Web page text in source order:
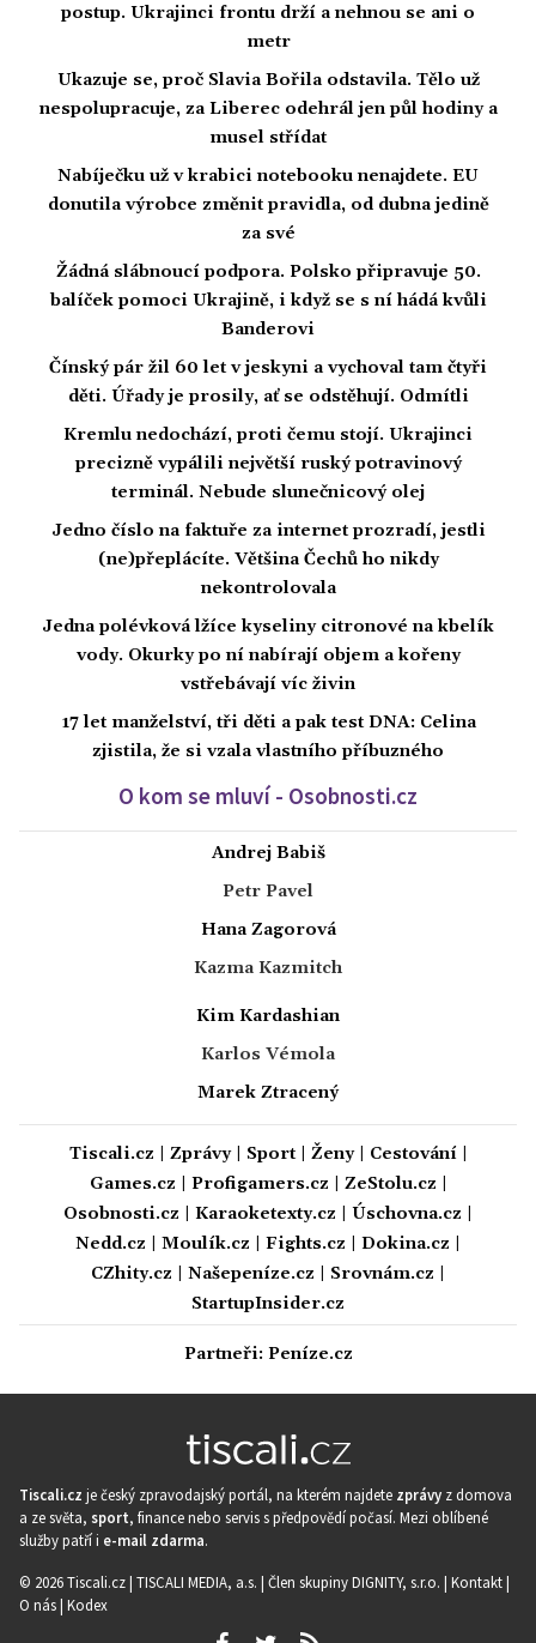
postup. Ukrajinci frontu drží a nehnou se ani o
metr
Ukazuje se, proč Slavia Bořila odstavila. Tělo už
nespolupracuje, za Liberec odehrál jen půl hodiny a
musel střídat
Nabíječku už v krabici notebooku nenajdete. EU
donutila výrobce změnit pravidla, od dubna jedině
za své
Žádná slábnoucí podpora. Polsko připravuje 50.
balíček pomoci Ukrajině, i když se s ní hádá kvůli
Banderovi
Čínský pár žil 60 let v jeskyni a vychoval tam čtyři
děti. Úřady je prosily, ať se odstěhují. Odmítli
Kremlu nedochází, proti čemu stojí. Ukrajinci
precizně vypálili největší ruský potravinový
terminál. Nebude slunečnicový olej
Jedno číslo na faktuře za internet prozradí, jestli
(ne)přeplácíte. Většina Čechů ho nikdy
nekontrolovala
Jedna polévková lžíce kyseliny citronové na kbelík
vody. Okurky po ní nabírají objem a kořeny
vstřebávají víc živin
17 let manželství, tři děti a pak test DNA: Celina
zjistila, že si vzala vlastního příbuzného
O kom se mluví - Osobnosti.cz
Andrej Babiš
Petr Pavel
Hana Zagorová
Kazma Kazmitch
Kim Kardashian
Karlos Vémola
Marek Ztracený
Tiscali.cz Zprávy| Sport| Ženy| Cestování|
Games.cz
Profigamers.cz ZeStolu.cz
Osobnosti.cz
Karaoketexty.cz Úschovna.cz
Nedd.cz
Moulík.cz Fights.cz Dokina.cz
CZhity.cz
Našepeníze.cz Srovnám.cz
StartupInsider.cz
Partneři: Peníze.cz
Tiscali.cz je český zpravodajský portál, na kterém najdete zprávy z domova
a ze světa, sport, finance nebo servis s předpovědí počasí. Mezi oblíbené
služby patří i e-mail zdarma.
© 2026 Tiscali.cz | TISCALI MEDIA, a.s. | Člen skupiny DIGNITY, s.r.o. | Kontakt|
O nás| Kodex